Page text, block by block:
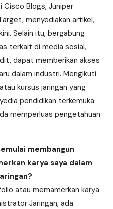
Cisco Blogs, Juniper
menyediakan artikel,
Selain itu, bergabung
terkait di media sosial,
dapat memberikan akses
dalam industri. Mengikuti
kursus jaringan yang
pendidikan terkemuka
memperluas pengetahuan
membangun
karya saya dalam
atau memamerkan karya
Jaringan, ada